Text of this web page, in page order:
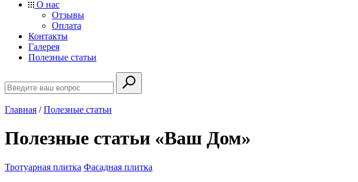
О нас
Отзывы
Оплата
Контакты
Галерея
Полезные статьи
Главная / Полезные статьи
Полезные статьи «Ваш Дом»
Тротуарная плитка Фасадная плитка